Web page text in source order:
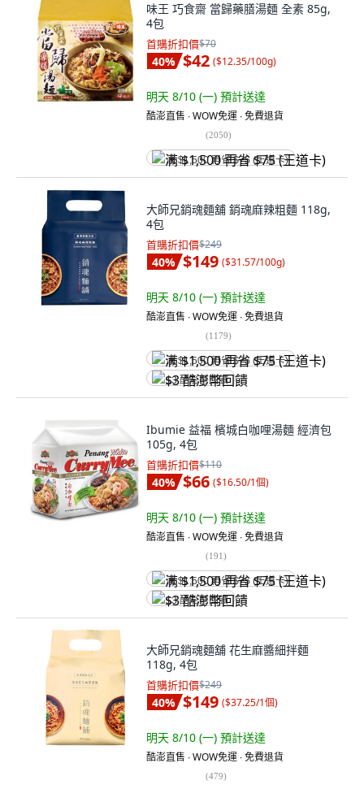
味王 巧食齋 當歸藥膳湯麵 全素 85g,
4包
首購折扣價$70
40% $42 ($12.35/100g)
明天 8/10 (一) 預計送達
酷澎直售 ∙ WOW免運 ∙ 免費退貨
(2050)
满 $1,500 再省 $75 (王道卡)
大師兄銷魂麵舖 銷魂麻辣粗麵 118g,
4包
首購折扣價$249
40% $149 ($31.57/100g)
明天 8/10 (一) 預計送達
酷澎直售 ∙ WOW免運 ∙ 免費退貨
(1179)
满 $1,500 再省 $75 (王道卡)
$3 酷澎幣回饋
Ibumie 益福 檳城白咖哩湯麵 經濟包
105g, 4包
首購折扣價$110
40% $66 ($16.50/1個)
明天 8/10 (一) 預計送達
酷澎直售 ∙ WOW免運 ∙ 免費退貨
(191)
满 $1,500 再省 $75 (王道卡)
$3 酷澎幣回饋
大師兄銷魂麵舖 花生麻醬細拌麵
118g, 4包
首購折扣價$249
40% $149 ($37.25/1個)
明天 8/10 (一) 預計送達
酷澎直售 ∙ WOW免運 ∙ 免費退貨
(479)